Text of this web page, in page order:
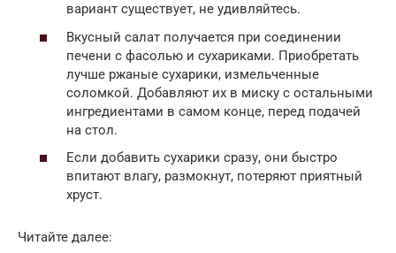
вариант существует, не удивляйтесь.
Вкусный салат получается при соединении
печени с фасолью и сухариками. Приобретать
лучше ржаные сухарики, измельченные
соломкой. Добавляют их в миску с остальными
ингредиентами в самом конце, перед подачей
на стол.
Если добавить сухарики сразу, они быстро
впитают влагу, размокнут, потеряют приятный
хруст.
Читайте далее: